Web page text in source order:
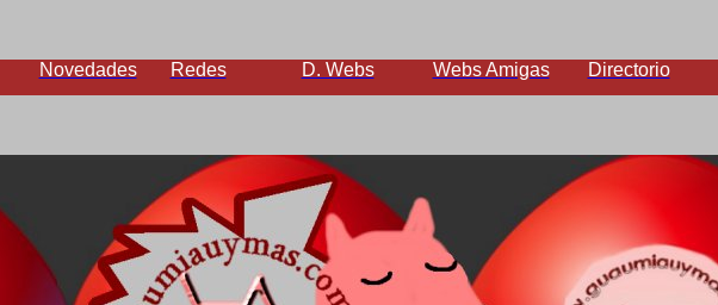
Novedades Redes D. Webs Webs Amigas Directorio